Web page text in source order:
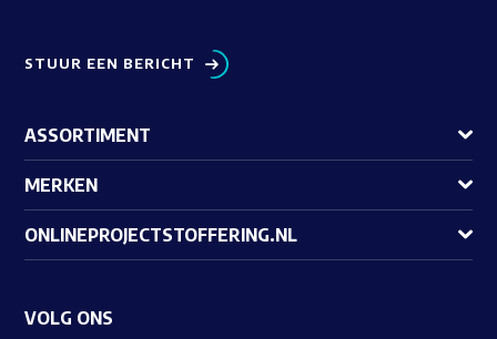
STUUR EEN BERICHT
ASSORTIMENT
MERKEN
ONLINEPROJECTSTOFFERING.NL
VOLG ONS